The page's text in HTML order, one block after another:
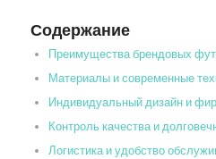
Содержание
Преимущества брендовых
Материалы и современные
Индивидуальный дизайн и
Контроль качества и
Логистика и удобство